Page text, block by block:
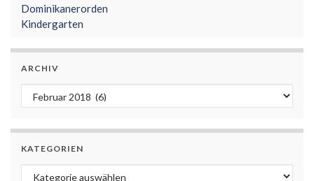
Dominikanerorden
Kindergarten
ARCHIV
Archiv
KATEGORIEN
Kategorien